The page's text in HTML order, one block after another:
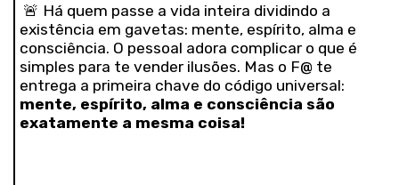
🚨 Há quem passe a vida inteira dividindo a
existência em gavetas: mente, espírito, alma e
consciência. O pessoal adora complicar o que é
simples para te vender ilusões. Mas o F@ te
entrega a primeira chave do código universal:
mente, espírito, alma e consciência são
exatamente a mesma coisa!